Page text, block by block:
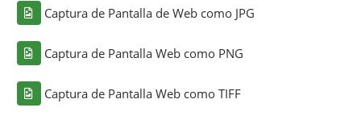
Captura de Pantalla de Web como JPG
Captura de Pantalla Web como PNG
Captura de Pantalla Web como TIFF